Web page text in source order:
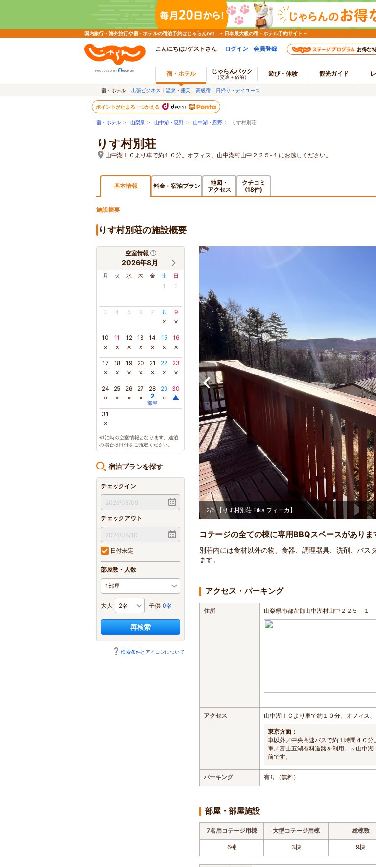
国内旅行・海外旅行や宿・ホテルの宿泊予約はじゃらんnet ～日本最大級の宿・ホテル予約サイト～
こんにちは♪ゲストさん ログイン 会員登録 お得な
宿・ホテル じゃらんパック
（交通＋宿泊） 遊び・体験 観光ガイド
宿・ホテル 出張ビジネス 温泉・露天 高級宿 日帰り・デイユース
ポイントがたまる・つかえる
宿・ホテル > 山梨県 > 山中湖・忍野 > 山中湖・忍野 > りす村別荘
りす村別荘
山中湖ＩＣより車で約１０分。オフィス、山中湖村山中２２５-１にお越しください。
基本情報 料金・宿泊プラン
地図・
アクセス
クチコミ
(18件)
施設概要
りす村別荘の施設概要
空室情報
2026年8月
月 火 水 木 金 土 日
1 2
3 4 5 6 7 8
×
9
×
10
×
11
×
12
×
13
×
14
×
15
×
16
×
17
×
18
×
19
×
20
×
21
×
22
×
23
×
24
×
25
×
26
×
27
×
28
2
部屋
29
×
30
▲
31
×
※1泊時の空室情報となります。連泊
の場合は日付をご指定ください。
宿泊プランを探す
チェックイン
チェックアウト
日付未定
部屋数・人数
大人 子供 0名
再検索
検索条件とアイコンについて
2/5 【りす村別荘 Fika フィーカ】
コテージの全ての棟に専用BBQスペースがありま
別荘内には食材以外の物、食器、調理器具、洗剤、バス
ます。
アクセス・パーキング
住所 山梨県南都留郡山中湖村山中２２５－１
アクセス 山中湖ＩＣより車で約１０分。オフィス
東京方面：
車以外／中央高速バスで約１時間４０分。
車／富士五湖有料道路を利用。～山中
前です。
パーキング 有り（無料）
部屋・部屋施設
7名用コテージ用棟 大型コテージ用棟 総棟数
6棟 3棟 9棟